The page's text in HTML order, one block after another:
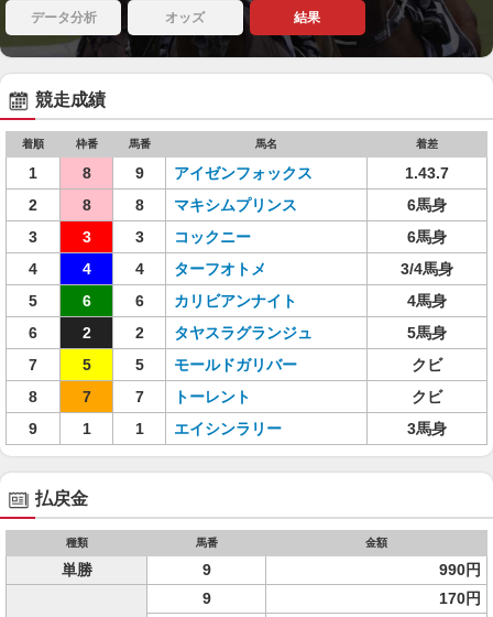
データ分析 オッズ 結果
競走成績
着順 枠番 馬番 馬名 着差
1 8 9 アイゼンフォックス
1.43.7
2
8 8 マキシムプリンス
6馬身
3
3 3 コックニー
6馬身
4
4 4 ターフオトメ
3/4馬身
5
6 6 カリビアンナイト
4馬身
6
2 2 タヤスラグランジュ
5馬身
7
5 5 モールドガリバー
クビ
8
7 7 トーレント
クビ
9
1 1 エイシンラリー 3馬身
払戻金
種類 馬番 金額
単勝 9 990円
9
170円